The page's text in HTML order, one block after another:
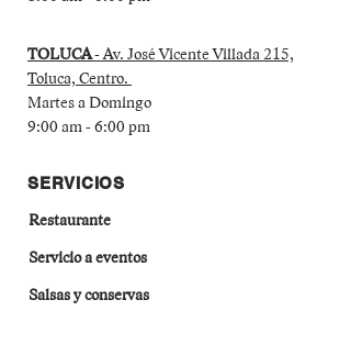
TOLUCA- Av. José Vicente Villada 215,
Toluca, Centro.
Martes a Domingo
9:00 am - 6:00 pm
SERVICIOS
Restaurante
Servicio a eventos
Salsas y conservas